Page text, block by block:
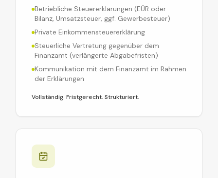
Betriebliche Steuererklärungen (EÜR oder
Bilanz, Umsatzsteuer, ggf. Gewerbesteuer)
Private Einkommensteuererklärung
Steuerliche Vertretung gegenüber dem
Finanzamt (verlängerte Abgabefristen)
Kommunikation mit dem Finanzamt im Rahmen
der Erklärungen
Vollständig. Fristgerecht. Strukturiert.